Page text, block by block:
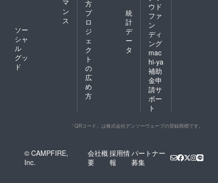
ン
ス
ソー
シャ
ル
グッ
ド
方
プ
ロ
ジ
ェ
ク
ト
の
広
め
方
統
計
デ
ー
タ
ウド
ファ
ン
ディ
ング
mac
hi-ya
補助
金申
請サ
ポー
ト
「QRコード」は株式会社デンソーウェーブの登録商標です。
© CAMPFIRE,
Inc.
会社概
要
採用情
報
パートナー
募集